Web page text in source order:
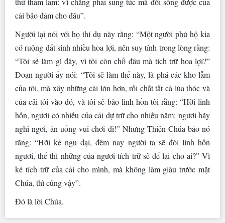
cải bảo đảm cho đâu”.
Người lại nói với họ thí dụ này rằng: “Một người phú hộ kia
có ruộng đất sinh nhiều hoa lợi, nên suy tính trong lòng rằng:
“Tôi sẽ làm gì đây, vì tôi còn chỗ đâu mà tích trữ hoa lợi?”
Ðoạn người ấy nói: “Tôi sẽ làm thế này, là phá các kho lẫm
của tôi, mà xây những cái lớn hơn, rồi chất tất cả lúa thóc và
của cải tôi vào đó, và tôi sẽ bảo linh hồn tôi rằng: “Hỡi linh
hồn, ngươi có nhiều của cải dự trữ cho nhiều năm: ngươi hãy
nghỉ ngơi, ăn uống vui chơi đi!” Nhưng Thiên Chúa bảo nó
rằng: “Hỡi kẻ ngu dại, đêm nay người ta sẽ đòi linh hồn
ngươi, thế thì những của ngươi tích trữ sẽ để lại cho ai?” Vì
kẻ tích trữ của cải cho mình, mà không làm giàu trước mặt
Chúa, thì cũng vậy”.
Ðó là lời Chúa.